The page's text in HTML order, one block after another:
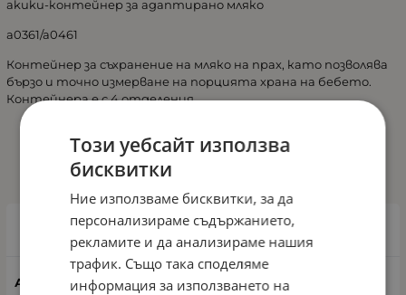
akuku-контейнер за адаптирано мляко
a0361/a0461
Контейнер за съхранение на мляко на прах, като позволява
бързо и точно измерване на порцията храна на бебето.
Контейнера е с 4 отделения .
ИЗБЕРИ ВАРИАНТ
1615
Цвят: Син
Този уебсайт използва
бисквитки
Ние използваме бисквитки, за да
персонализираме съдържанието,
рекламите и да анализираме нашия
трафик. Също така споделяме
информация за използването на